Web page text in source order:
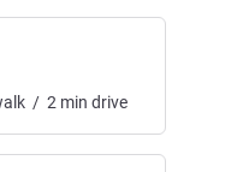
/ 2 min drive